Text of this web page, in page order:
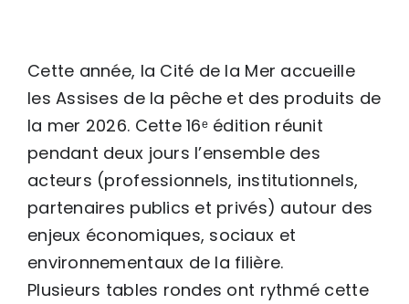
Cette année, la Cité de la Mer accueille
les Assises de la pêche et des produits de
la mer 2026. Cette 16ᵉ édition réunit
pendant deux jours l’ensemble des
acteurs (professionnels, institutionnels,
partenaires publics et privés) autour des
enjeux économiques, sociaux et
environnementaux de la filière.
Plusieurs tables rondes ont rythmé cette